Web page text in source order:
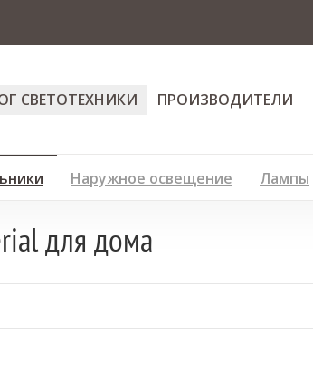
СВЕТОТЕХНИКИ ПРОИЗВОДИТЕЛИ
Наружное освещение Лампы
для дома